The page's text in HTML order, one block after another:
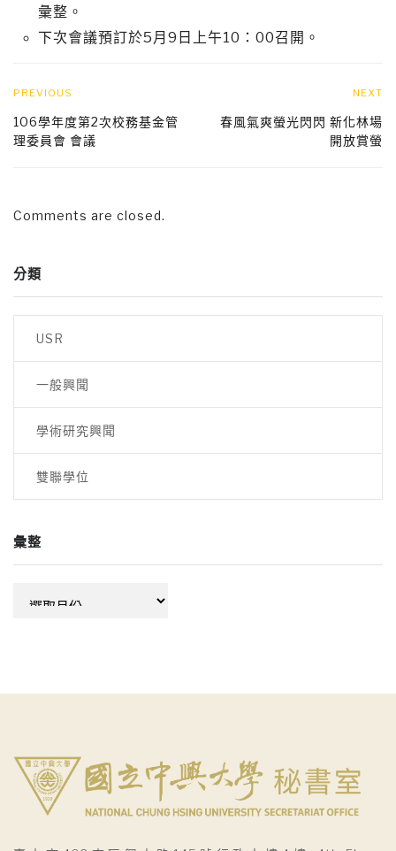
彙整。
下次會議預訂於5月9日上午10：00召開。
PREVIOUS
106學年度第2次校務基金管
理委員會 會議
NEXT
春風氣爽螢光閃閃 新化林場
開放賞螢
Comments are closed.
分類
USR
一般興聞
學術研究興聞
雙聯學位
彙整